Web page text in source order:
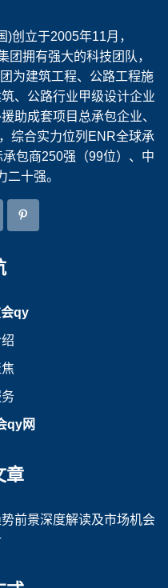
创立于2005年11月，
团拥有强大的科技团队，
为建筑工程、公路工程施
、公路行业甲级设计企业
助成套项目总承包企业、
综合实力位列ENR全球承
包商250强（99位）、中
二十强。
qy
qy网
章
前景深度解读及市场机会